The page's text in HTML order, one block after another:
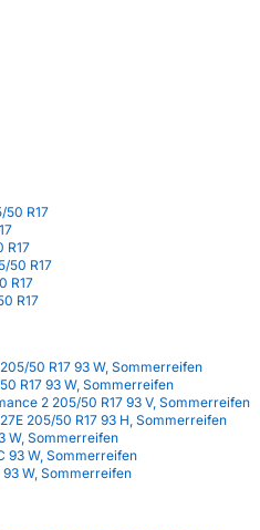
R17
R17
50 R17
R17
R17
50 R17 93 W, Sommerreifen
R17 93 W, Sommerreifen
2 205/50 R17 93 V, Sommerreifen
205/50 R17 93 H, Sommerreifen
W, Sommerreifen
93 W, Sommerreifen
W, Sommerreifen